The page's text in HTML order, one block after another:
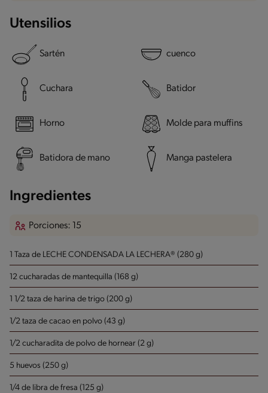
Utensilios
Sartén cuenco
Cuchara Batidor
Horno Molde para muffins
Batidora de mano Manga pastelera
Ingredientes
Porciones: 15
1 Taza de LECHE CONDENSADA LA LECHERA® (280 g)
12 cucharadas de mantequilla (168 g)
1 1/2 taza de harina de trigo (200 g)
1/2 taza de cacao en polvo (43 g)
1/2 cucharadita de polvo de hornear (2 g)
5 huevos (250 g)
1/4 de libra de fresa (125 g)